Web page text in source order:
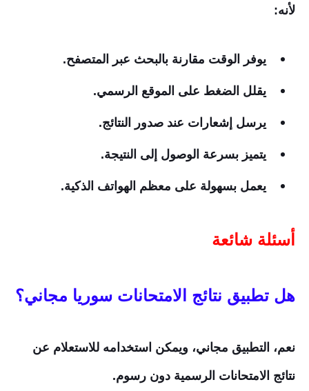
لأنه:
يوفر الوقت مقارنة بالبحث عبر المتصفح.
يقلل الضغط على الموقع الرسمي.
يرسل إشعارات عند صدور النتائج.
يتميز بسرعة الوصول إلى النتيجة.
يعمل بسهولة على معظم الهواتف الذكية.
أسئلة شائعة
هل تطبيق نتائج الامتحانات سوريا مجاني؟
نعم، التطبيق مجاني، ويمكن استخدامه للاستعلام عن
نتائج الامتحانات الرسمية دون رسوم.